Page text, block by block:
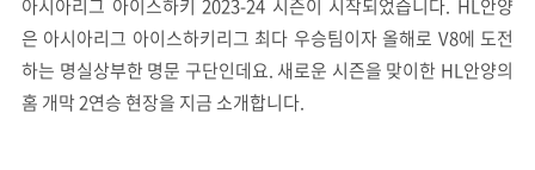
아시아리그 아이스하키 2023-24 시즌이 시작되었습니다. HL안양
은 아시아리그 아이스하키리그 최다 우승팀이자 올해로 V8에 도전
하는 명실상부한 명문 구단인데요. 새로운 시즌을 맞이한 HL안양의
홈 개막 2연승 현장을 지금 소개합니다.